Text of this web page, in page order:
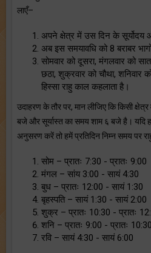
लाएँ–
अपने क्षेत्र में उस दिन के सूर्योदय
अब इस समयावधि को 8 बराबर
सोमवार को दूसरा, मंगलवार को
छठा, शुक्रवार को चौथा, शनिवार
हिस्सा राहु काल कहलाता है।
उदाहरण के तौर पर, मान लीजिए कि किसी
बजे और सूर्यास्त का समय शाम ६ बजे है। यदि
अनुसरण करें तो हमें प्रतिदिन निम्न समय पर
सोम – प्रातः 7:30 - प्रातः 9:00
मंगल – सांय 3:00 - सायं 4:30
बुध – प्रातः 12:00 - सायं 1:30
बृहस्पति – सायं 1:30 - सायं 2:00
शुक्र – प्रातः 10:30 - प्रातः
शनि – प्रातः 9:00 - प्रातः 10:30
रवि – सायं 4:30 - सायं 6:00